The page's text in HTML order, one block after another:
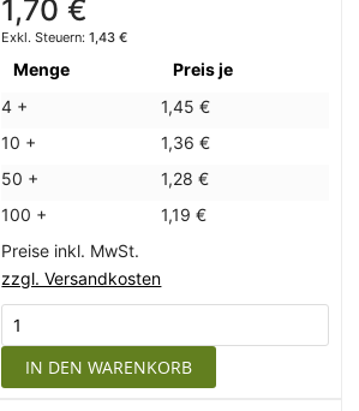
1,70 €
1,43 €
Menge
Preis je
4 +
1,45 €
10 +
1,36 €
50 +
1,28 €
100 +
1,19 €
Preise inkl. MwSt.
zzgl. Versandkosten
IN DEN WARENKORB